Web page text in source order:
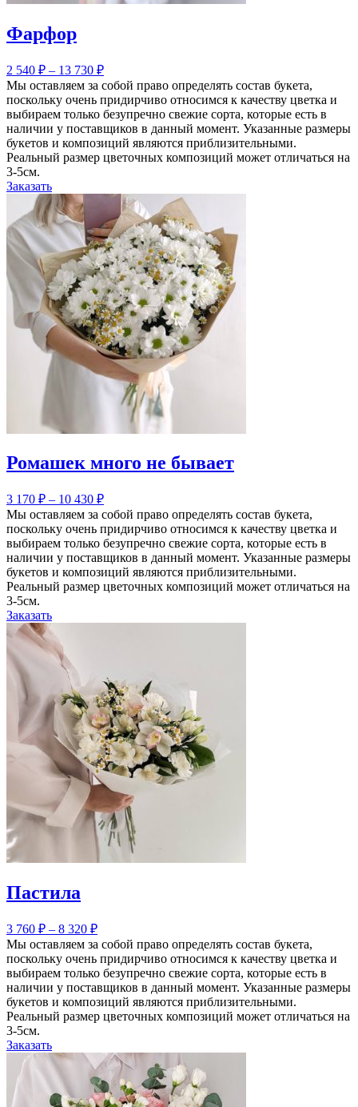
Фарфор
2 540 ₽ – 13 730 ₽
Мы оставляем за собой право определять состав букета,
поскольку очень придирчиво относимся к качеству цветка и
выбираем только безупречно свежие сорта, которые есть в
наличии у поставщиков в данный момент. Указанные размеры
букетов и композиций являются приблизительными.
Реальный размер цветочных композиций может отличаться на
3-5см.
Заказать
Ромашек много не бывает
3 170 ₽ – 10 430 ₽
Мы оставляем за собой право определять состав букета,
поскольку очень придирчиво относимся к качеству цветка и
выбираем только безупречно свежие сорта, которые есть в
наличии у поставщиков в данный момент. Указанные размеры
букетов и композиций являются приблизительными.
Реальный размер цветочных композиций может отличаться на
3-5см.
Заказать
Пастила
3 760 ₽ – 8 320 ₽
Мы оставляем за собой право определять состав букета,
поскольку очень придирчиво относимся к качеству цветка и
выбираем только безупречно свежие сорта, которые есть в
наличии у поставщиков в данный момент. Указанные размеры
букетов и композиций являются приблизительными.
Реальный размер цветочных композиций может отличаться на
3-5см.
Заказать